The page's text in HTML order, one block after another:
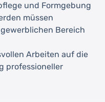
und Formgebung
müssen
Bereich
Arbeiten auf die
professioneller